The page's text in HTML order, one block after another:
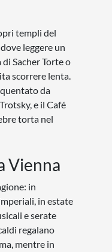
templi del
leggere un
Sacher Torte o
scorrere lenta.
da
e il Café
torta nel
Vienna
in
in estate
e serate
regalano
mentre in